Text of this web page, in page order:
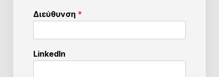
Διεύθυνση *
LinkedIn